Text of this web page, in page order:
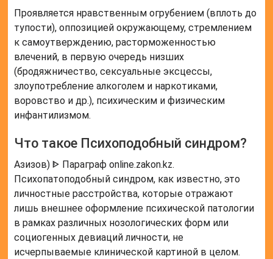
Проявляется нравственным огрубением (вплоть до
тупости), оппозицией окружающему, стремлением
к самоутверждению, расторможенностью
влечений, в первую очередь низших
(бродяжничество, сексуальные эксцессы,
злоупотребление алкоголем и наркотиками,
воровство и др.), психическим и физическим
инфантилизмом.
Что такое Психоподобный синдром?
Азизов) ᐈ Параграф online.zakon.kz.
Психопатоподобный синдром, как известно, это
личностные расстройства, которые отражают
лишь внешнее оформление психической патологии
в рамках различных нозологических форм или
социогенных девиаций личности, не
исчерпываемые клинической картиной в целом.